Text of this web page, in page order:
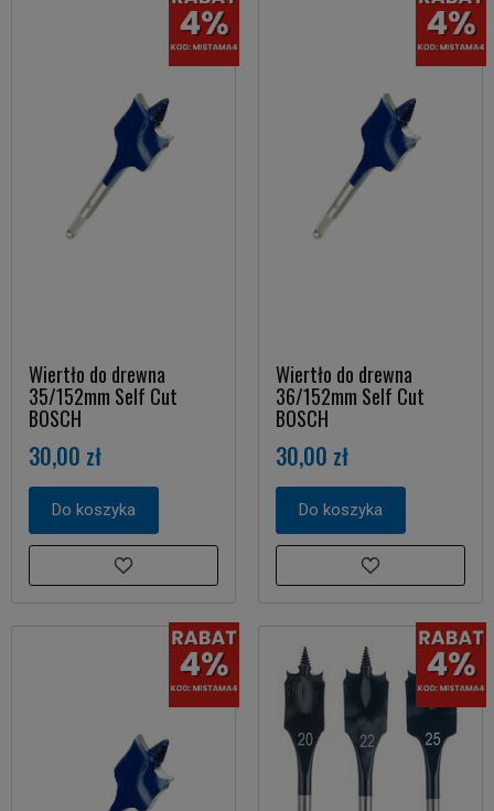
Wiertło do drewna
35/152mm Self Cut
BOSCH
30,00 zł
Do koszyka
Wiertło do drewna
36/152mm Self Cut
BOSCH
30,00 zł
Do koszyka